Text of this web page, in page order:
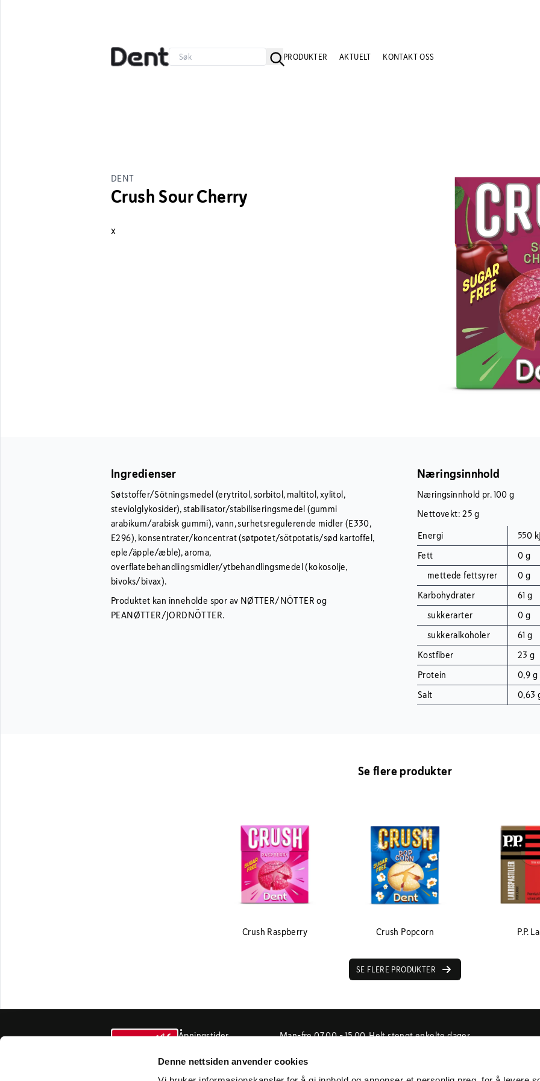
Denne nettsiden anvender cookies
PRODUKTER AKTUELT KONTAKT OSS
DENT
Crush Sour Cherry
x
Ingredienser
Søtstoffer/Sötningsmedel (erytritol, sorbitol, maltitol, xylitol,
steviolglykosider), stabilisator/stabiliseringsmedel (gummi
arabikum/arabisk gummi), vann, surhetsregulerende midler (E330,
E296), konsentrater/koncentrat (søtpotet/sötpotatis/sød kartoffel,
eple/äpple/æble), aroma,
overflatebehandlingsmidler/ytbehandlingsmedel (kokosolje,
bivoks/bivax).
Produktet kan inneholde spor av NØTTER/NÖTTER og
PEANØTTER/JORDNÖTTER.
Næringsinnhold
Næringsinnhold pr. 100 g
Nettovekt: 25 g
Energi
550
Fett
0 g
mettede fettsyrer
0 g
Karbohydrater
61 g
sukkerarter
0 g
sukkeralkoholer
61 g
Kostfiber
23 g
Protein
0,9 g
Salt
0,63
Se flere produkter
Crush Raspberry Crush Popcorn P.P.
SE FLERE PRODUKTER
Åpningstider
Man-fre 07.00 - 15.00. Helt stengt enkelte dager
enkelte inneklemte dager.